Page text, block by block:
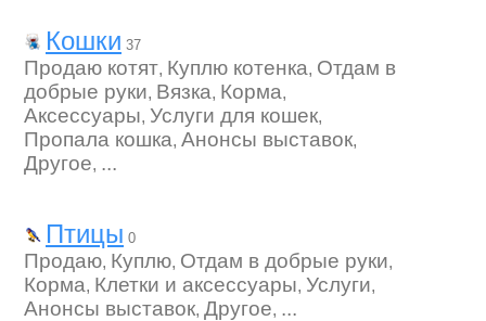
Кошки 37
Продаю котят, Куплю котенка, Отдам в
добрые руки, Вязка, Корма,
Аксессуары, Услуги для кошек,
Пропала кошка, Анонсы выставок,
Другое, ...
Птицы 0
Продаю, Куплю, Отдам в добрые руки,
Корма, Клетки и аксессуары, Услуги,
Анонсы выставок, Другое, ...